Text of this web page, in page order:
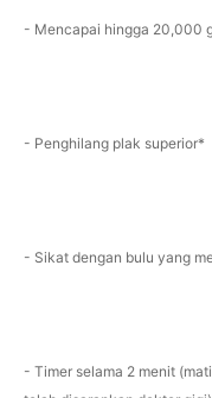
- Mencapai hingga 20,000
- Penghilang plak superior*
- Sikat dengan bulu yang
- Timer selama 2 menit